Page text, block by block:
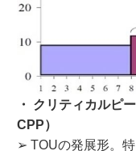
・ クリティカルピ
CPP）
➢ TOUの発展形。